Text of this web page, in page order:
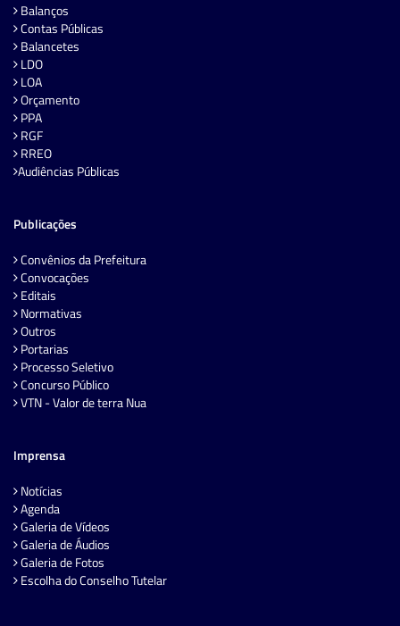
Balanços
Contas Públicas
Balancetes
LDO
LOA
Orçamento
PPA
RGF
RREO
Audiências Públicas
Publicações
Convênios da Prefeitura
Convocações
Editais
Normativas
Outros
Portarias
Processo Seletivo
Concurso Público
VTN - Valor de terra Nua
Imprensa
Notícias
Agenda
Galeria de Vídeos
Galeria de Áudios
Galeria de Fotos
Escolha do Conselho Tutelar